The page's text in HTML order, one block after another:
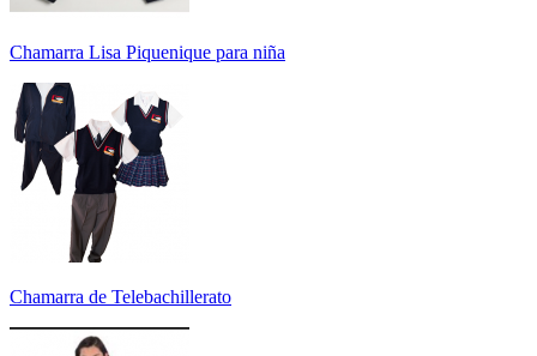
Chamarra Lisa Piquenique para niña
Chamarra de Telebachillerato